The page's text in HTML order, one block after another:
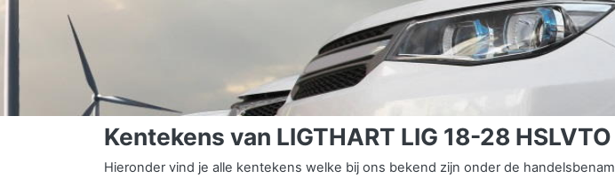
Kentekens van LIGTHART LIG 18-28 HSLVTO
Hieronder vind je alle kentekens welke bij ons bekend zijn onder de